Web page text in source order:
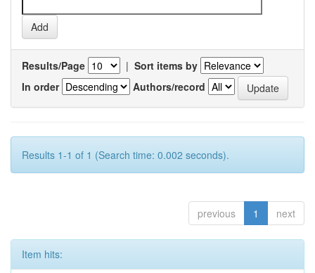
Results/Page | Sort items by
In order
Authors/record
Results 1-1 of 1 (Search time: 0.002 seconds).
previous 1 next
Item hits: